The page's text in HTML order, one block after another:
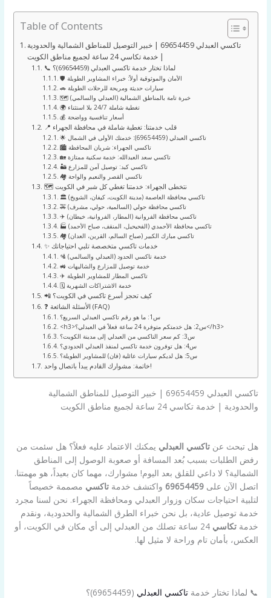
Table of Contents
تاكسي العبدلي 69654459 | خبير التوصيل للمناطق الشمالية والحدودية
| خدمة تكاسي 24 ساعة لجميع مناطق الكويت
📞 لماذا تختار خدمة تاكسي العبدلي (69654459)؟
🛡️ الأمان والموثوقية أولاً: خبراء المشاوير الطويلة
🚗 سيارات حديثة ومريحة للرحلات الطويلة
🗺️ خبرة تامة بالمناطق الشمالية (العبدلي والسالمي)
🌍 تغطية شاملة 24/7 بلا استثناء
💰 أسعار تنافسية وواضحة
📍 قلب خدمتنا: تغطية شاملة في محافظة الجهراء
🌟 تاكسي العبدلي (69654459): خدمتك الأولى في الشمال
🏙️ تاكسي الجهراء: شريان المحافظة
🏡 تاكسي سعد العبدالله: خدمة سكنية ممتازة
🏜️ تاكسي كبد: توصيل آمن للمزارع
🏘️ تاكسي القصر والنعيم والواحة
🗺️ نتخطى الجهراء: خدمتنا تغطي كل شبر في الكويت
🏛️ تاكسي محافظة العاصمة (مدينة الكويت، كيفان، الشويخ)
🚕 تاكسي محافظة حولي (السالمية، حولي، مشرف)
✈️ تاكسي محافظة الفروانية (المطار، الفروانية، خيطان)
🏭 تاكسي محافظة الأحمدي (الفحيحيل، المنقف، صباح الأحمد)
🏘️ تاكسي مبارك الكبير (صباح السالم، القرين، العدان)
✨ خدمات تاكسي متخصصة تلبي احتياجاتك
🛂 خدمة تاكسي الحدود (العبدلي والسالمي)
🚜 خدمة توصيل للمزارع والشاليهات
✈️ تاكسي المطار للمشاوير الطويلة
🗓️ خدمة الاشتراكات الشهرية
📲 كيف تحجز أسرع تاكسي في الكويت؟
❓ الأسئلة الشائعة (FAQ)
س1: ما هو رقم تاكسي العبدلي السريع؟
<h3>س2: هل خدمتكم متوفرة 24 ساعة فعلاً في العبدلي؟</h3>
س3: كم سعر التاكسي من العبدلي إلى مدينة الكويت؟
س4: هل توفرون خدمة تاكسي لمنفذ العبدلي الحدودي؟
س5: هل لديكم سيارات عائلية (فان) للمشاوير الطويلة؟
خاتمة: مشوارك القادم يبدأ باتصال واحد!
تاكسي العبدلي 69654459 | خبير التوصيل للمناطق الشمالية
والحدودية | خدمة تكاسي 24 ساعة لجميع مناطق الكويت
هل تبحث عنتاكسي العبدلي يمكنك الاعتماد عليه فعلاً؟ هل سئمت من
رفض الطلبات بسبب بُعد المسافة أو صعوبة الوصول إلى المناطق
الشمالية؟ لا داعي للقلق بعد اليوم! مشوارك، مهما كان بعيداً، هو مهمتنا.
اتصل الآن على69654459 واكتشف خدمةتاكسي مصممة خصيصاً
لتلبية احتياجات سكان وزوار العبدلي ومحافظة الجهراء. نحن لسنا مجرد
خدمة توصيل عادية، بل نحن خبراء الطرق الشمالية والحدودية، ونقدم
خدمةتكاسي
24 ساعة تصلك من العبدلي إلى أي مكان في الكويت، أو
العكس، بأمان تام وراحة لا مثيل لها.
📞 لماذا تختار خدمةتاكسي العبدلي (69654459)؟